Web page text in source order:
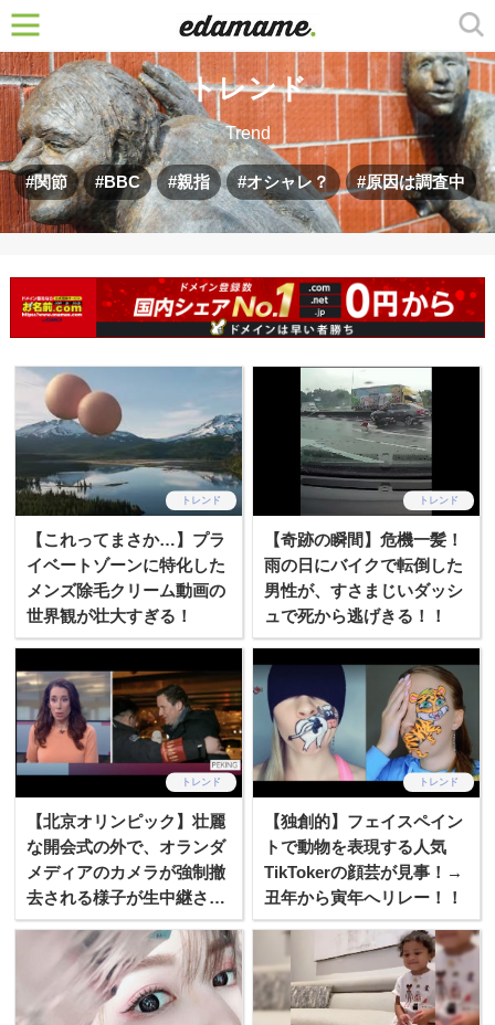
トレンド
Trend
関節 BBC 親指 オシャレ？ 原因は調査中
【これってまさか…】プラ
イベートゾーンに特化した
メンズ除毛クリーム動画の
世界観が壮大すぎる！
トレンド
【奇跡の瞬間】危機一髪！
雨の日にバイクで転倒した
男性が、すさまじいダッシ
ュで死から逃げきる！！
トレンド
【北京オリンピック】壮麗
な開会式の外で、オランダ
メディアのカメラが強制撤
去される様子が生中継され
てしまう
トレンド
【独創的】フェイスペイン
トで動物を表現する人気
TikTokerの顔芸が見事！→
丑年から寅年へリレー！！
トレンド